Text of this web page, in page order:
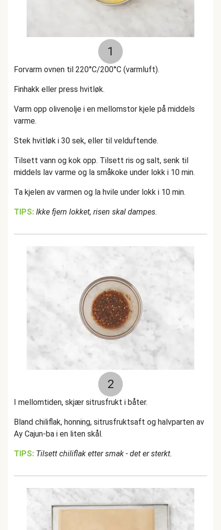
1
Forvarm ovnen til 220°C/200°C (varmluft).
Finhakk eller press hvitløk.
Varm opp olivenolje i en mellomstor kjele på middels
varme.
Stek hvitløk i 30 sek, eller til velduftende.
Tilsett vann og kok opp. Tilsett ris og salt, senk til
middels lav varme og la småkoke under lokk i 10 min.
Ta kjelen av varmen og la hvile under lokk i 10 min.
TIPS: Ikke fjern lokket, risen skal dampes.
2
I mellomtiden, skjær sitrusfrukt i båter.
Bland chiliflak, honning, sitrusfruktsaft og halvparten av
Ay Cajun-ba i en liten skål.
TIPS: Tilsett chiliflak etter smak - det er sterkt.